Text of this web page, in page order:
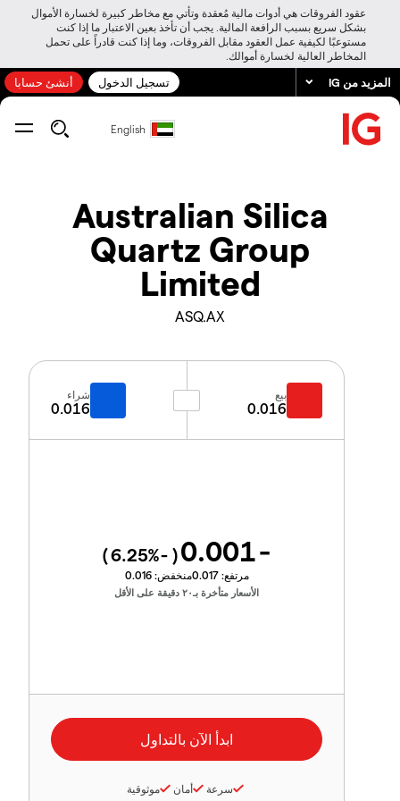
عقود الفروقات هي أدوات مالية مُعقدة وتأتي مع مخاطر كبيرة لخسارة الأموال
بشكل سريع بسبب الرافعة المالية. يجب أن تأخذ بعين الاعتبار ما إذا كنت
مستوعبًا لكيفية عمل العقود مقابل الفروقات، وما إذا كنت قادراً على تحمل
المخاطر العالية لخسارة أموالك.
المزيد من IG تسجيل الدخول أنشئ حسابا
English
Australian Silica
Quartz Group
Limited
ASQ.AX
بيع
0.016
شراء
0.016
-0.001
(
-6.25
%)
مرتفع:0.017منخفض:0.016
الأسعار متأخرة بـ٢٠ دقيقة على الأقل
سرعة أمان موثوقية